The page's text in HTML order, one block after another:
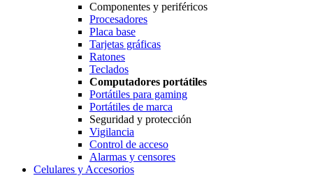
Componentes y periféricos
Procesadores
Placa base
Tarjetas gráficas
Ratones
Teclados
Computadores portátiles
Portátiles para gaming
Portátiles de marca
Seguridad y protección
Vigilancia
Control de acceso
Alarmas y censores
Celulares y Accesorios